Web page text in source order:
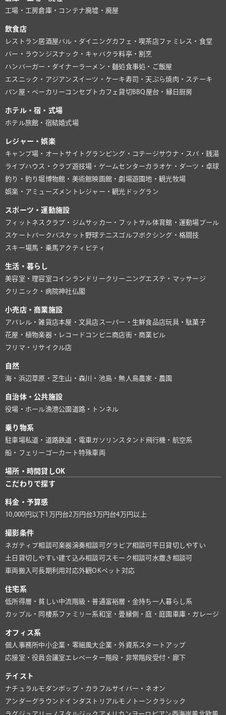
工場・工房倉庫・コンテナ廃墟・廃屋
飲食店
レストラン居酒屋バル・ダイニングカフェ・喫茶店ファミレス・食堂
バー・ラウンジ スナック・キャバクラ料亭・割烹
ハンバーガー・ダイナーラーメン・麺処食事処・ご飯屋
エスニック・アジアン スイーツ・ケーキ寿司・天ぷら焼肉・ステーキ
パン屋・ベーカリー コンセプトカフェ貸切BBQ 屋台・縁日 厨房
ホテル・宿・式場
ホテル旅館・宿結婚式場
レジャー・娯楽
キャンプ場・オートサイト グランピング・コテージサウナ・スパ・銭湯
ライブハウス・クラブ遊技場・ゲームセンターカラオケ・ダーツ・卓球
釣り・釣り堀博物館・美術館映画館・劇場遊園地・観光牧場
娯楽・アミューズメント レジャー・観光 ドッグラン
スポーツ・運動施設
フィットネスクラブ・ジム サッカー・フットサル体育館・運動場プール
スケートパーク バスケット 野球テニス ゴルフ ボクシング・格闘技
スキー場馬・乗馬アクティビティ
生活・暮らし
美容室・理容室 コインランドリー クリーニングエステ・マッサージ
クリニック・病院神社仏閣
小売店・商業施設
アパレル・雑貨店本屋・文具店 スーパー・生鮮食品店玩具・駄菓子
花屋・植物楽器・レコード コンビニ商店街・商業ビル
フリマ・リサイクル店
自然
海・浜辺 草原・芝生山・森川・池島・無人島農家・農園
自治体・公共施設
役場・ホール漁港公園 道路・トンネル
乗り物系
駐車場私道・道路鉄道・電車 ガソリンスタンド 飛行機・航空系
船・フェリー ゴーカート特殊車両
場所・時間貸しOK
こだわりで探す
料金・予算感
10,000円以下1万円台2万円台3万円台4万円以上
撮影条件
ネガティブ相談可楽器演奏相談可 グラビア相談可 平日貸切しやすい
土日貸切しやすい建て込み相談可 スモーク相談可 水撒き相談可
車両搬入可長期利用対応外観OKペット対応
住宅系
低所得層・貧しい中流階級・普通富裕層・金持ち 一人暮らし系
カップル・同棲系ファミリー系和室・畳縁側・庭・庭園 車庫・ガレージ
オフィス系
個人事務所中小企業・零細風大企業・外資系スタートアップ
応接室・役員会議室 エレベーター 階段・非常階段受付・廊下
テイスト
ナチュラルモダンポップ・カラフルサイバー・ネオン
アンダーグラウンド インダストリアルモノトーン クラシック